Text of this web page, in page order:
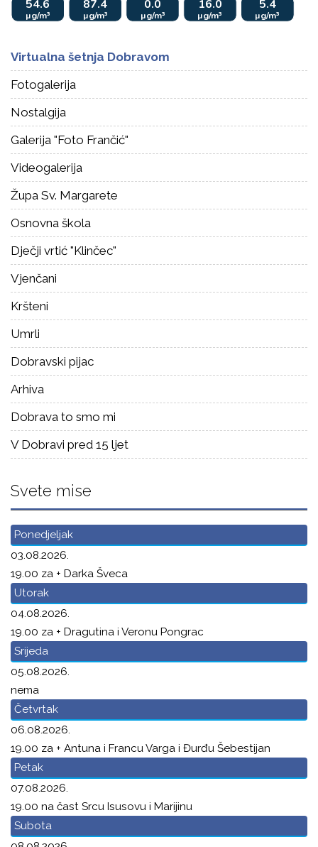
Virtualna šetnja Dobravom
Fotogalerija
Nostalgija
Galerija "Foto Frančić"
Videogalerija
Župa Sv. Margarete
Osnovna škola
Dječji vrtić "Klinčec"
Vjenčani
Kršteni
Umrli
Dobravski pijac
Arhiva
Dobrava to smo mi
V Dobravi pred 15 ljet
Svete mise
Ponedjeljak
03.08.2026.
19.00 za + Darka Šveca
Utorak
04.08.2026.
19.00 za + Dragutina i Veronu Pongrac
Srijeda
05.08.2026.
nema
Četvrtak
06.08.2026.
19.00 za + Antuna i Francu Varga i Đurđu Šebestijan
Petak
07.08.2026.
19.00 na čast Srcu Isusovu i Marijinu
Subota